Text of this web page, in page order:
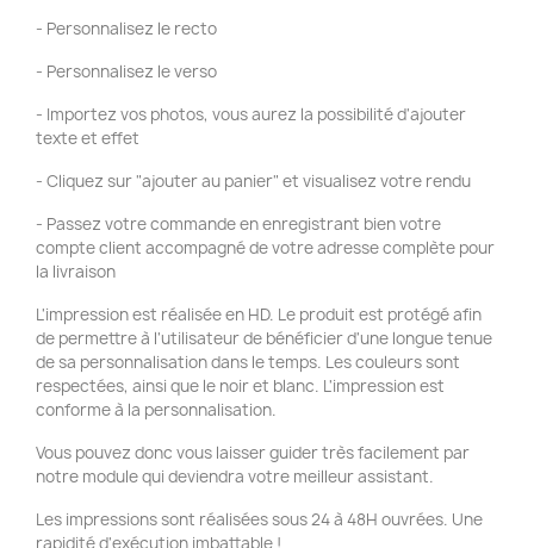
- Personnalisez le recto
- Personnalisez le verso
- Importez vos photos, vous aurez la possibilité d'ajouter
texte et effet
- Cliquez sur "ajouter au panier" et visualisez votre rendu
- Passez votre commande en enregistrant bien votre
compte client accompagné de votre adresse complète pour
la livraison
L'impression est réalisée en HD. Le produit est protégé afin
de permettre à l'utilisateur de bénéficier d'une longue tenue
de sa personnalisation dans le temps. Les couleurs sont
respectées, ainsi que le noir et blanc. L'impression est
conforme à la personnalisation.
Vous pouvez donc vous laisser guider très facilement par
notre module qui deviendra votre meilleur assistant.
Les impressions sont réalisées sous 24 à 48H ouvrées. Une
rapidité d'exécution imbattable !